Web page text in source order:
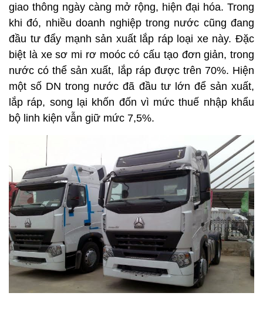
giao thông ngày càng mở rộng, hiện đại hóa. Trong
khi đó, nhiều doanh nghiệp trong nước cũng đang
đầu tư đẩy mạnh sản xuất lắp ráp loại xe này. Đặc
biệt là xe sơ mi rơ moóc có cấu tạo đơn giản, trong
nước có thể sản xuất, lắp ráp được trên 70%. Hiện
một số DN trong nước đã đầu tư lớn để sản xuất,
lắp ráp, song lại khốn đốn vì mức thuế nhập khẩu
bộ linh kiện vẫn giữ mức 7,5%.